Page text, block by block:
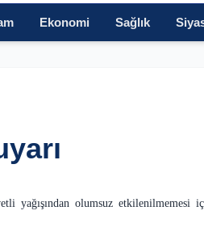
Ekonomi Sağlık
yağışından olumsuz